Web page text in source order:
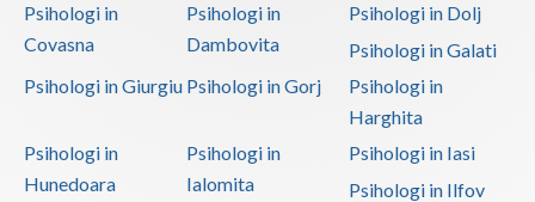
Psihologi in
Covasna
Psihologi in
Dambovita
Psihologi in Dolj
Psihologi in Galati
Psihologi in Giurgiu Psihologi in Gorj
Psihologi in
Harghita
Psihologi in
Hunedoara
Psihologi in
Ialomita
Psihologi in Iasi
Psihologi in Ilfov